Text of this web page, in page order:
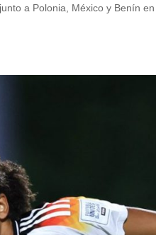
a Polonia, México y Benín